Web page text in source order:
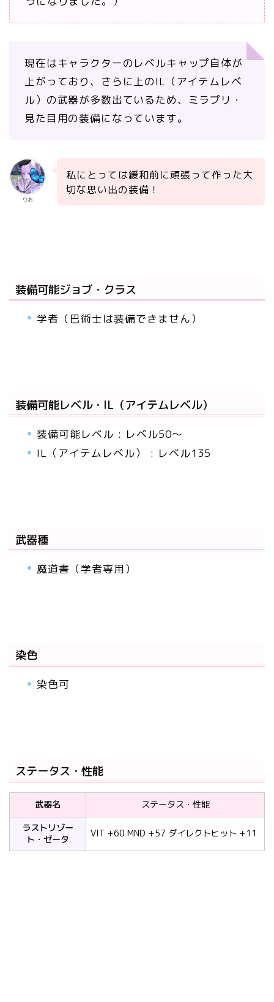
現在はキャラクターのレベルキャップ自体が
上がっており、さらに上のIL（アイテムレベ
ル）の武器が多数出ているため、ミラプリ・
見た目用の装備になっています。
りお
私にとっては緩和前に頑張って作った大
切な思い出の装備！
装備可能ジョブ・クラス
学者（巴術士は装備できません）
装備可能レベル・IL（アイテムレベル）
装備可能レベル : レベル50～
IL（アイテムレベル） : レベル135
武器種
魔道書（学者専用）
染色
染色可
ステータス・性能
武器名
ステータス・性能
ラストリゾー
ト・ゼータ
VIT +60 MND +57 ダイレクトヒット +11